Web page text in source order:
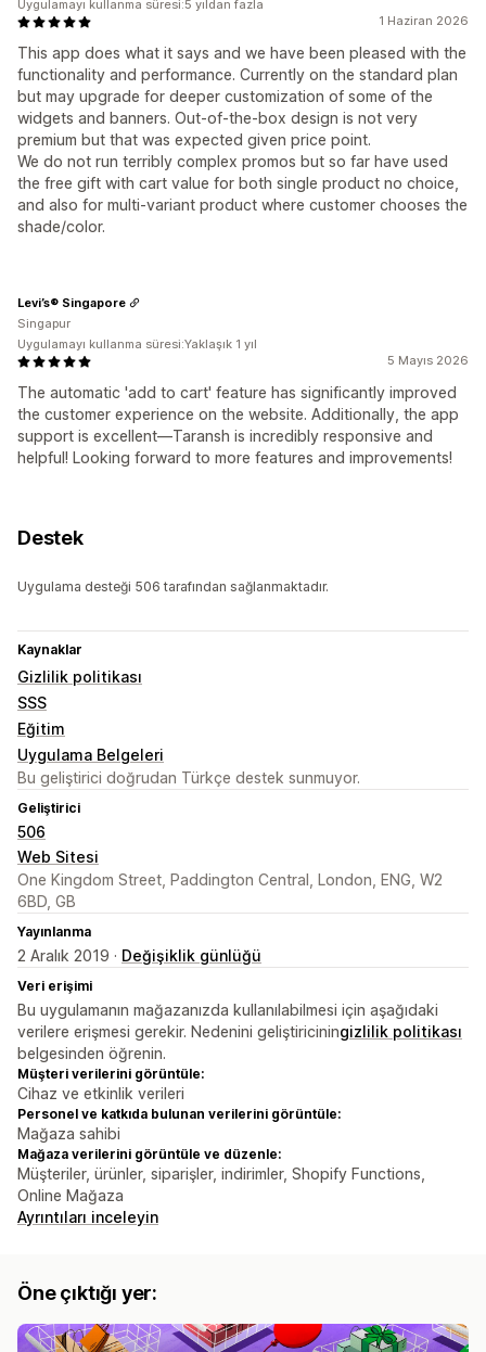
1 Haziran 2026
This app does what it says and we have been pleased with the
functionality and performance. Currently on the standard plan
but may upgrade for deeper customization of some of the
widgets and banners. Out-of-the-box design is not very
premium but that was expected given price point.
We do not run terribly complex promos but so far have used
the free gift with cart value for both single product no choice,
and also for multi-variant product where customer chooses the
shade/color.
Uygulamayı kullanma süresi:5 yıldan fazla
5 Mayıs 2026
The automatic 'add to cart' feature has significantly improved
the customer experience on the website. Additionally, the app
support is excellent—Taransh is incredibly responsive and
helpful! Looking forward to more features and improvements!
Levi’s® Singapore
Singapur
Uygulamayı kullanma süresi:Yaklaşık 1 yıl
Destek
Uygulama desteği 506 tarafından sağlanmaktadır.
Kaynaklar
Gizlilik politikası
SSS
Eğitim
Uygulama Belgeleri
Bu geliştirici doğrudan Türkçe destek sunmuyor.
Geliştirici
506
Web Sitesi
One Kingdom Street, Paddington Central, London, ENG, W2
6BD, GB
Yayınlanma
2 Aralık 2019 · Değişiklik günlüğü
Veri erişimi
Bu uygulamanın mağazanızda kullanılabilmesi için aşağıdaki
verilere erişmesi gerekir. Nedenini geliştiriciningizlilik politikası
belgesinden öğrenin.
Müşteri verilerini görüntüle:
Cihaz ve etkinlik verileri
Personel ve katkıda bulunan verilerini görüntüle:
Mağaza sahibi
Mağaza verilerini görüntüle ve düzenle:
Müşteriler, ürünler, siparişler, indirimler, Shopify Functions,
Online Mağaza
Ayrıntıları inceleyin
Öne çıktığı yer: